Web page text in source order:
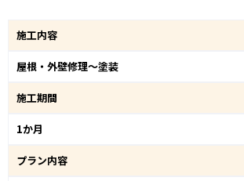
施工内容
屋根・外壁修理～塗装
施工期間
1か月
プラン内容